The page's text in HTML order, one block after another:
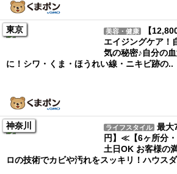
東京
美容・健康
【
エイジングケア！
気の秘密♪自分の
に！シワ・くま・ほうれい線・ニキビ跡の..
神奈川
ライフスタイル 最大
円】≪【6ヶ所分・
土日OK お客様の
ロの技術でカビや汚れをスッキリ！ハウス